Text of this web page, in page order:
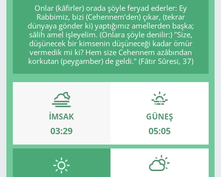
Onlar (kâfirler) orada şöyle feryad ederler: Ey
Rabbimiz, bizi (Cehennem’den) çıkar, (tekrar
dünyaya gönder ki) yaptığımız amellerden başka;
sâlih amel işleyelim. (Onlara şöyle denilir:) "Size,
düşünecek bir kimsenin düşüneceği kadar ömür
vermedik mi ki? Hem size Cehennem azâbından
korkutan (peygamber) de geldi." (Fâtır Sûresi, 37)
İMSAK
03:29
GÜNEŞ
05:05
GÜNDEM
HABERDE İNSAN
KÜLTÜR SANAT
MAGAZİN
POLİTİKA
RESMİ İLANLAR
SAĞLIK